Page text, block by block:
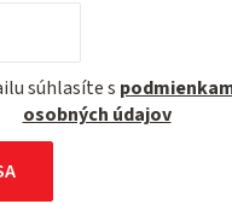
súhlasíte s
osobných údajov